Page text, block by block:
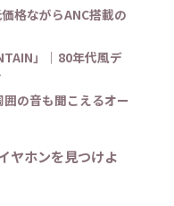
格ながらANC搭載の
」｜80年代風デ
の音も聞こえるオー
ヤホンを見つけよ